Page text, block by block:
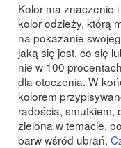
Kolor ma znaczenie
kolor odzieży, którą
na pokazanie
jaką się jest, co się
nie w 100
dla otoczenia. W
kolorem
radością, smutkiem,
zielona w temacie,
barw wśród ubrań.